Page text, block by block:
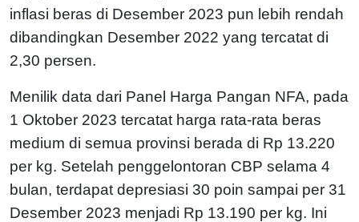
inflasi beras di Desember 2023 pun lebih rendah
dibandingkan Desember 2022 yang tercatat di
2,30 persen.
Menilik data dari Panel Harga Pangan NFA, pada
1 Oktober 2023 tercatat harga rata-rata beras
medium di semua provinsi berada di Rp 13.220
per kg. Setelah penggelontoran CBP selama 4
bulan, terdapat depresiasi 30 poin sampai per 31
Desember 2023 menjadi Rp 13.190 per kg. Ini